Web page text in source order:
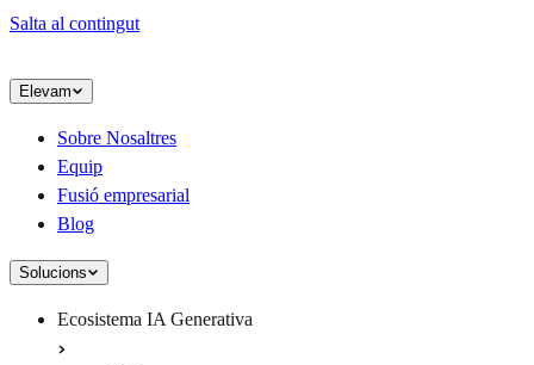
Salta al contingut
Elevam
Sobre Nosaltres
Equip
Fusió empresarial
Blog
Solucions
Ecosistema IA Generativa